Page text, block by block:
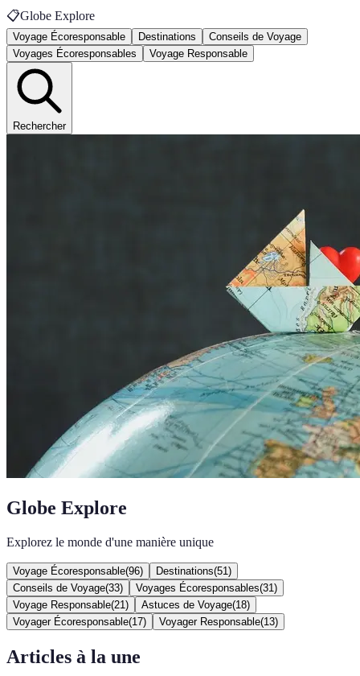
📋Globe Explore
Voyage Écoresponsable Destinations
Conseils de Voyage
Voyages Écoresponsables
Voyage Responsable
Rechercher
Globe Explore
Explorez le monde d'une manière unique
Voyage Écoresponsable(96) Destinations(51 )
Conseils de Voyage(33) Voyages Écoresponsables(31 )
Voyage Responsable(21 ) Astuces de Voyage(18)
Voyager Écoresponsable(17) Voyager Responsable(13)
Articles à la une